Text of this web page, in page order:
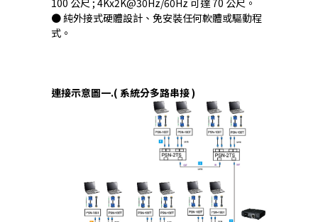
100 公尺 ; 4Kx2K@30Hz/60Hz 可達 70 公尺。
● 純外接式硬體設計、免安裝任何軟體或驅動程
式。
連接示意圖一.( 系統分多路串接 )